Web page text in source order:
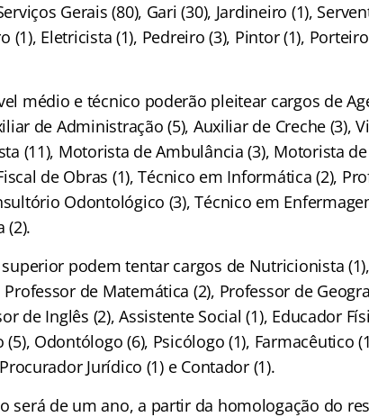
Gerais (80), Gari (30), Jardineiro (1),
(1), Eletricista (1), Pedreiro (3), Pintor (1),
médio e técnico poderão pleitear cargos de
de Administração (5), Auxiliar de Creche (3),
(11), Motorista de Ambulância (3), Motorista de
de Obras (1), Técnico em Informática (2),
Odontológico (3), Técnico em
(2).
podem tentar cargos de Nutricionista
de Matemática (2), Professor de
de Inglês (2), Assistente Social (1), Educador
Odontólogo (6), Psicólogo (1), Farmacêutico
Jurídico (1) e Contador (1).
será de um ano, a partir da homologação do